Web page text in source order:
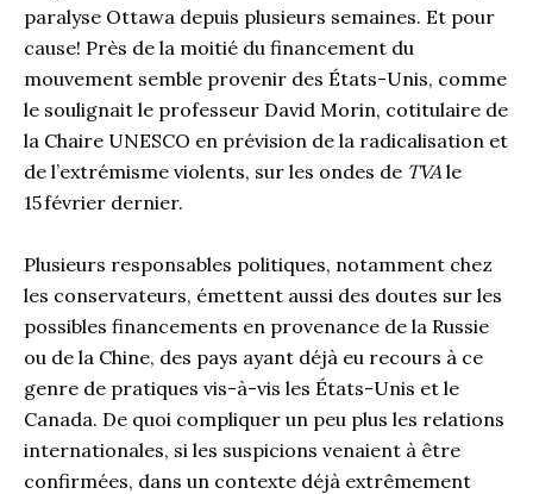
paralyse Ottawa depuis plusieurs semaines. Et pour
cause! Près de la moitié du financement du
mouvement semble provenir des États-Unis, comme
le soulignait le professeur David Morin, cotitulaire de
la Chaire UNESCO en prévision de la radicalisation et
de l’extrémisme violents, sur les ondes de TVAle
15 février dernier.
Plusieurs responsables politiques, notamment chez
les conservateurs, émettent aussi des doutes sur les
possibles financements en provenance de la Russie
ou de la Chine, des pays ayant déjà eu recours à ce
genre de pratiques vis-à-vis les États-Unis et le
Canada. De quoi compliquer un peu plus les relations
internationales, si les suspicions venaient à être
confirmées, dans un contexte déjà extrêmement